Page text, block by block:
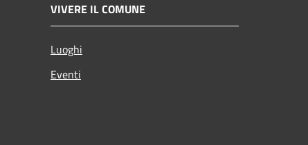
VIVERE IL COMUNE
Luoghi
Eventi